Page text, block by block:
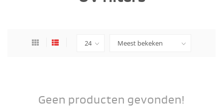
Geen producten gevonden!